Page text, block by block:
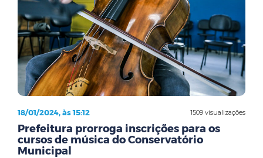
1509 visualizações
18/01/2024, às 15:12
Prefeitura prorroga inscrições para os
cursos de música do Conservatório
Municipal